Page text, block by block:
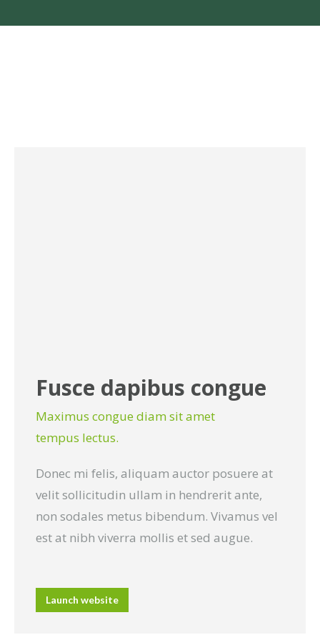
Fusce dapibus congue
Maximus congue diam sit amet
tempus lectus.
Donec mi felis, aliquam auctor posuere at
velit sollicitudin ullam in hendrerit ante,
non sodales metus bibendum. Vivamus vel
est at nibh viverra mollis et sed augue.
Launch website